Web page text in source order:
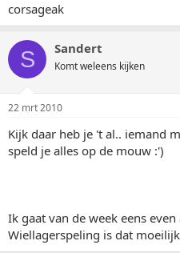
corsageak
S Sandert
Komt weleens kijken
22 mrt 2010
Kijk daar heb je 't al.. iemand
speld je alles op de mouw :')
Ik gaat van de week eens
Wiellagerspeling is dat